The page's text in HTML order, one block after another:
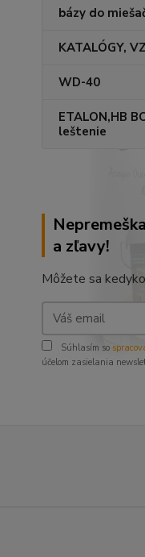
bázy do
KATALÓGY,
WD-40
ETALON,HB
leštenie
a zľavy!
Môžete sa
Súhlasím so
účelom zasielania